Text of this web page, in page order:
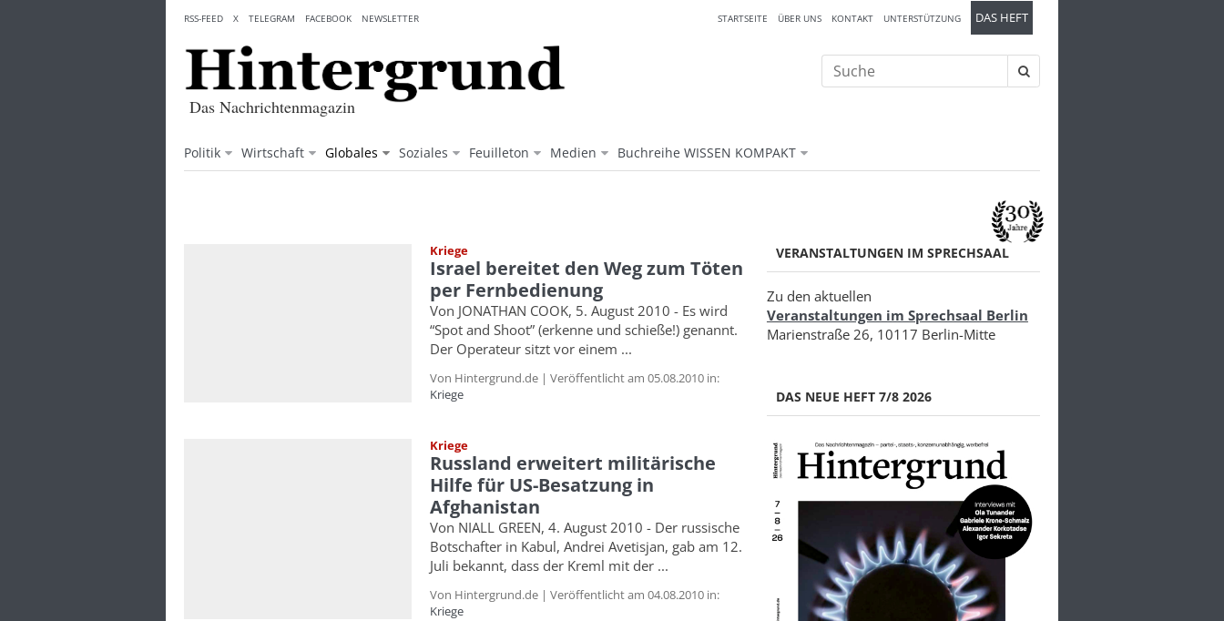
content
Das Nachrichtenmagazin
Politik Wirtschaft Globales Soziales Feuilleton Medien Buchreihe WISSEN KOMPAKT
STARTSEITE ÜBER UNS KONTAKT UNTERSTÜTZUNG DAS HEFT
RSS-FEED X TELEGRAM FACEBOOK NEWSLETTER
Suche
nach:
Kriege
Israel bereitet den Weg zum Töten
per Fernbedienung
Von JONATHAN COOK, 5. August 2010 - Es wird
“Spot and Shoot” (erkenne und schieße!) genannt.
Der Operateur sitzt vor einem ...
Von Hintergrund.de | Veröffentlicht am 05.08.2010 in:
Kriege
Kriege
Russland erweitert militärische
Hilfe für US-Besatzung in
Afghanistan
Von NIALL GREEN, 4. August 2010 - Der russische
Botschafter in Kabul, Andrei Avetisjan, gab am 12.
Juli bekannt, dass der Kreml mit der ...
Von Hintergrund.de | Veröffentlicht am 04.08.2010 in:
Kriege
VERANSTALTUNGEN IM SPRECHSAAL
Zu den aktuellen
Veranstaltungen im Sprechsaal Berlin
Marienstraße 26, 10117 Berlin-Mitte
DAS NEUE HEFT 7/8 2026